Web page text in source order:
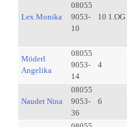
Lex Monika
08055
9053-
10
10 1.OG
Möderl
Angelika
08055
9053-
14
4
Naudet Nina
08055
9053-
36
6